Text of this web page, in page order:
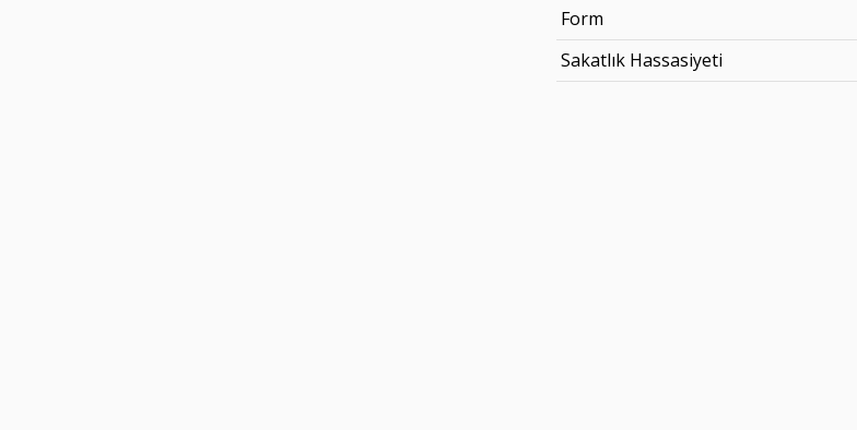
Form
Sakatlık Hassasiyeti